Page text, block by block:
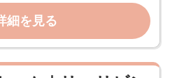
細を見る